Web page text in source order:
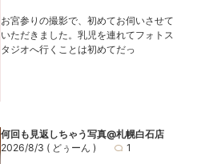
お宮参りの撮影で、初めてお伺いさせて
いただきました。乳児を連れてフォトス
タジオへ行くことは初めてだっ
何回も見返しちゃう写真@札幌白石店
2026/8/3 ( どぅーん ) 1